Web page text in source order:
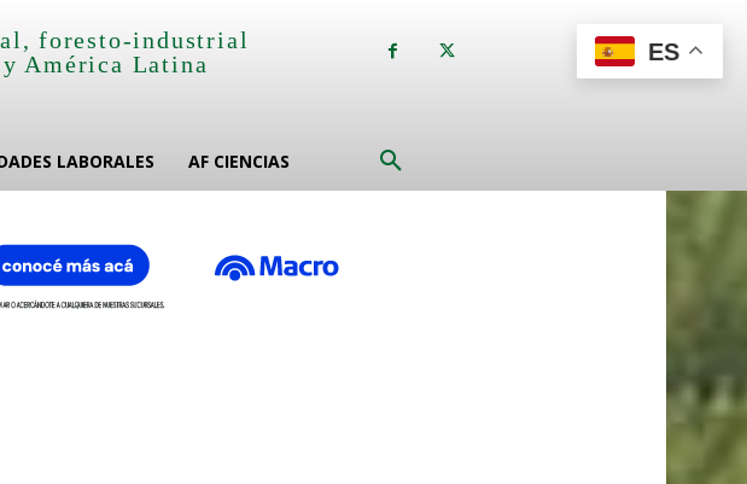
foresto-industrial
América Latina
LABORALES AF CIENCIAS
ES